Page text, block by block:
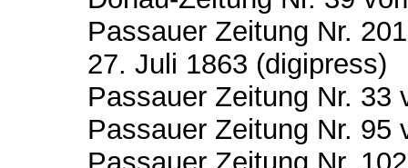
Passauer Zeitung Nr.
27. Juli 1863 (digipress)
Passauer Zeitung Nr. 33
Passauer Zeitung Nr. 95